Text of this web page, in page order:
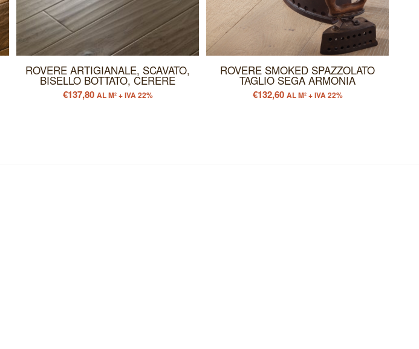
ROVERE ARTIGIANALE, SCAVATO,
BISELLO BOTTATO, CERERE
€137,80 AL M² + IVA 22%
ROVERE SMOKED SPAZZOLATO
TAGLIO SEGA ARMONIA
€132,60 AL M² + IVA 22%